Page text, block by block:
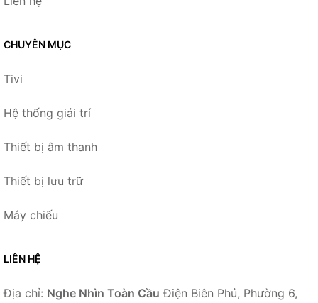
CHUYÊN MỤC
Tivi
Hệ thống giải trí
Thiết bị âm thanh
Thiết bị lưu trữ
Máy chiếu
LIÊN HỆ
Địa chỉ: Nghe Nhìn Toàn Cầu Điện Biên Phủ, Phường 6,